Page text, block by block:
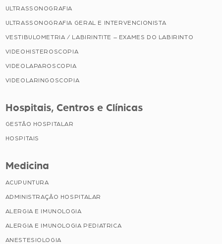
ULTRASSONOGRAFIA
ULTRASSONOGRAFIA GERAL E INTERVENCIONISTA
VESTIBULOMETRIA / LABIRINTITE – EXAMES DO LABIRINTO
VIDEOHISTEROSCOPIA
VIDEOLAPAROSCOPIA
VIDEOLARINGOSCOPIA
Hospitais, Centros e Clínicas
GESTÃO HOSPITALAR
HOSPITAIS
Medicina
ACUPUNTURA
ADMINISTRAÇÃO HOSPITALAR
ALERGIA E IMUNOLOGIA
ALERGIA E IMUNOLOGIA PEDIATRICA
ANESTESIOLOGIA